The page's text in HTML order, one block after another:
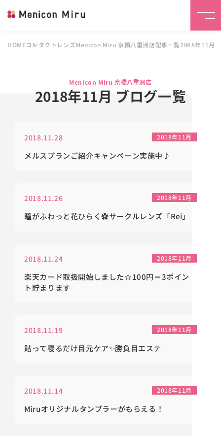
HOMEコンタクトレンズMenicon Miru 京橋八重洲店記事一覧2018年11月
Menicon Miru 京橋八重洲店
2018年11月 ブログ一覧
2018.11.28 2018年11月
メルスプランご紹介キャンペーン実施中♪
2018.11.26 2018年11月
瞳がふわっと花ひらく✿サークルレンズ「Rei」
2018.11.24 2018年11月
楽天カード取扱開始しました☆100円＝3ポイン
ト貯まります
2018.11.19 2018年11月
貼って寝るだけ目元ケア✨勝負目エステ
2018.11.14 2018年11月
Miruオリジナルタンブラーがもらえる！